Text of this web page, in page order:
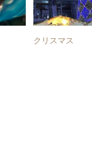
クリスマス